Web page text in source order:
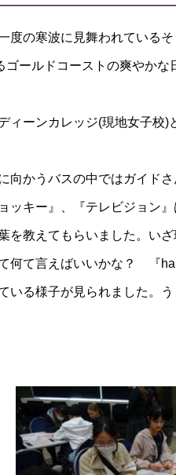
度の寒波に見舞われている
ゴールドコーストの爽やか
ィーンカレッジ(現地女子校)
向かうバスの中ではガイド
ッキー』、『テレビジョン
を教えてもらいました。い
何て言えばいいかな？ 『
いる様子が見られました。